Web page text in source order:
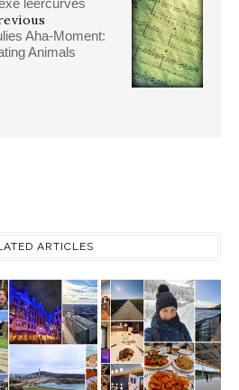
Aha-Moment:
Animals
ARTICLES